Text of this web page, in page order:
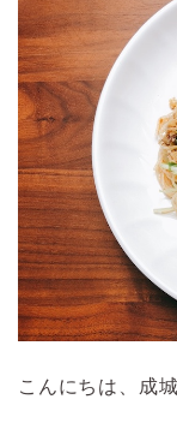
こんにちは、成